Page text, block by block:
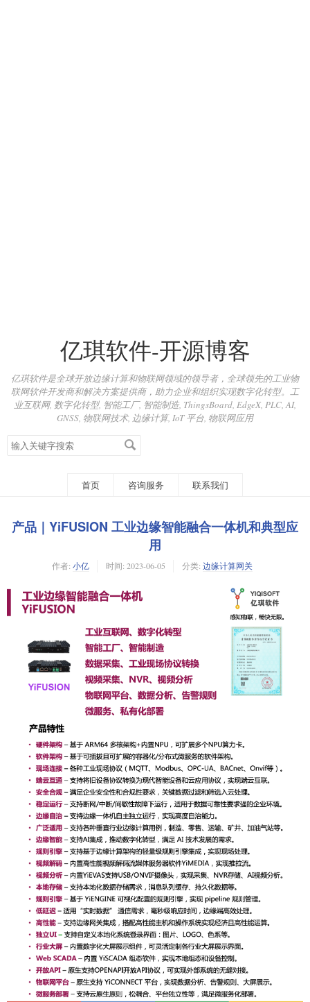
亿琪软件-开源博客
亿琪软件是全球开放边缘计算和物联网领域的领导者，全球领先的工业物
联网软件开发商和解决方案提供商，助力企业和组织实现数字化转型。工
业互联网, 数字化转型, 智能工厂, 智能制造, ThingsBoard, EdgeX, PLC, AI,
GNSS, 物联网技术, 边缘计算, IoT 平台, 物联网应用
搜
索
首页 咨询服务 联系我们
产品｜YiFUSION 工业边缘智能融合一体机和典型应
用
作者: 小亿 时间: 2023-06-05 分类: 边缘计算网关